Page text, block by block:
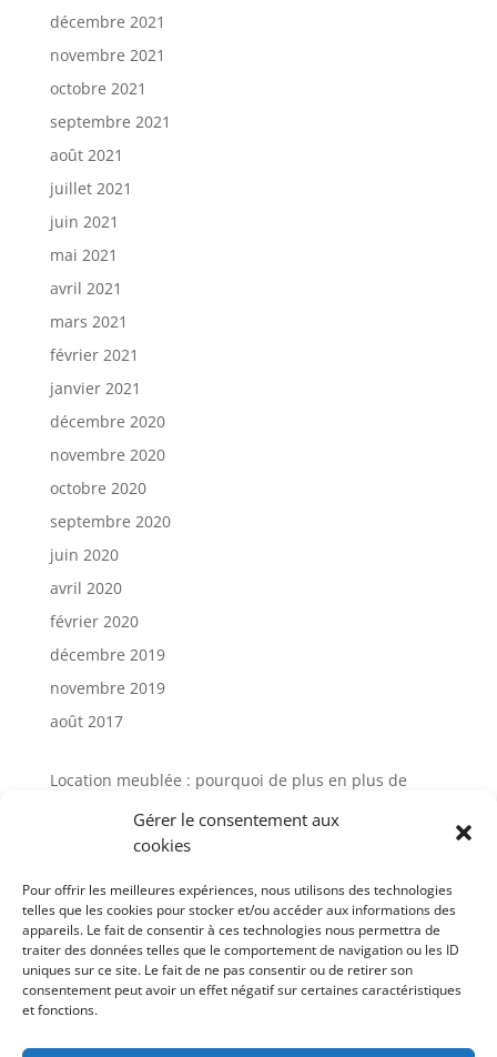
Gérer le consentement aux
cookies
Pour offrir les meilleures expériences, nous utilisons des technologies
telles que les cookies pour stocker et/ou accéder aux informations des
appareils. Le fait de consentir à ces technologies nous permettra de
traiter des données telles que le comportement de navigation ou les ID
uniques sur ce site. Le fait de ne pas consentir ou de retirer son
consentement peut avoir un effet négatif sur certaines caractéristiques
et fonctions.
décembre 2021
novembre 2021
octobre 2021
septembre 2021
août 2021
juillet 2021
juin 2021
mai 2021
avril 2021
mars 2021
février 2021
janvier 2021
décembre 2020
novembre 2020
octobre 2020
septembre 2020
juin 2020
avril 2020
février 2020
décembre 2019
novembre 2019
août 2017
Location meublée : pourquoi de plus en plus de
Avis Cocktail Scandinave : comment
l’expérience d’achat mobilier
Gestion locative meublée à Paris : avis et solutions
pour sécuriser votre investissement
Gestion de meuble en entreprise : un levier
stratégique sous-estimé